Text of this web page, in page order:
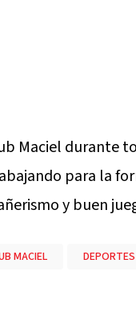
Maciel durante
para la
y buen
MACIEL DEPORTES